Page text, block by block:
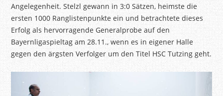
Angelegenheit.Stelzl gewann in 3:0 Sätzen, heimste die
ersten 1000 Ranglistenpunkte ein und betrachtetedieses
Erfolg als hervorragende Generalprobe auf den
Bayernligaspieltag am 28.11., wenn es in eigener Halle
gegen den ärgsten Verfolger um den Titel HSC Tutzing geht.